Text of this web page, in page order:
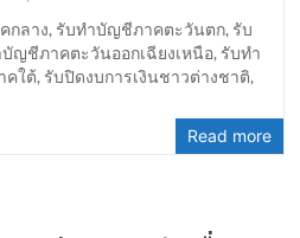
กลาง, รับทำบัญชีภาคตะวันตก, รับ
ญชีภาคตะวันออกเฉียงเหนือ, รับทำ
คใต้, รับปิดงบการเงินชาวต่างชาติ,
Read more